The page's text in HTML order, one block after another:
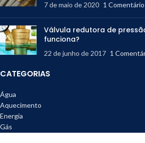
7 de maio de 2020 1 Comentário
Válvula redutora de
funciona?
22 de junho de 2017 1
CATEGORIAS
Água
Aquecimento
Energia
Gás